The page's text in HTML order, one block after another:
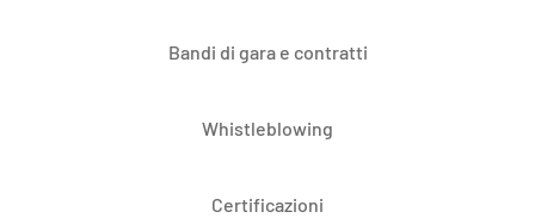
Bandi di gara e contratti
Whistleblowing
Certificazioni